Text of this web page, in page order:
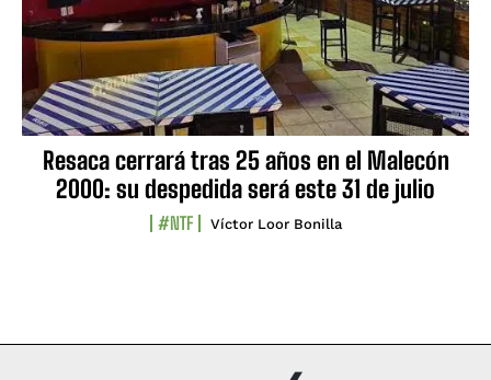
Resaca cerrará tras 25 años en el Malecón
2000: su despedida será este 31 de julio
#NTF Víctor Loor Bonilla